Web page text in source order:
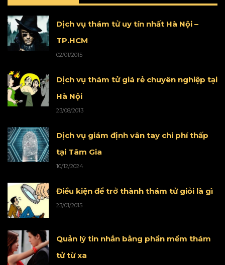
Dịch vụ thám tử uy tín nhất Hà Nội –
TP.HCM
02/01/2015
Dịch vụ thám tử giá rẻ chuyên nghiệp tại
Hà Nội
23/08/2013
Dịch vụ giám định vân tay chi phí thấp
tại Tâm Gia
10/12/2024
Điều kiện để trở thành thám tử giỏi là gì
23/01/2015
Quản lý tin nhắn bằng phần mềm thám
tử từ xa